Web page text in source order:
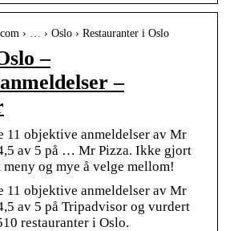
› … › Oslo › Restauranter i Oslo
–
–
11 objektive anmeldelser av Mr
av 5 på … Mr Pizza. Ikke gjort
og mye å velge mellom!
11 objektive anmeldelser av Mr
av 5 på Tripadvisor og vurdert
restauranter i Oslo.